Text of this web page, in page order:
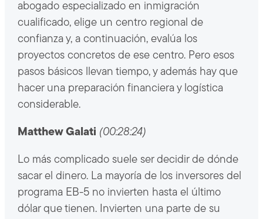
abogado especializado en inmigración
cualificado, elige un centro regional de
confianza y, a continuación, evalúa los
proyectos concretos de ese centro. Pero esos
pasos básicos llevan tiempo, y además hay que
hacer una preparación financiera y logística
considerable.
Matthew Galati (00:28:24)
Lo más complicado suele ser decidir de dónde
sacar el dinero. La mayoría de los inversores del
programa EB-5 no invierten hasta el último
dólar que tienen. Invierten una parte de su